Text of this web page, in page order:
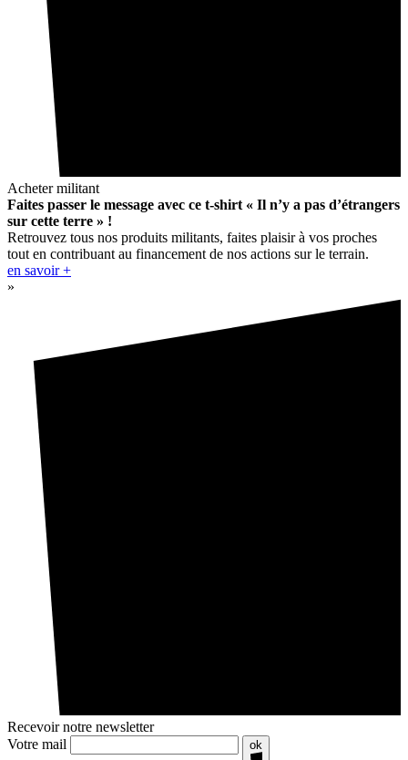
Acheter militant
Faites passer le message avec ce t-shirt « Il n’y a pas d’étrangers
sur cette terre » !
Retrouvez tous nos produits militants, faites plaisir à vos proches
tout en contribuant au financement de nos actions sur le terrain.
en savoir +
»
Recevoir notre newsletter
Votre mail
ok